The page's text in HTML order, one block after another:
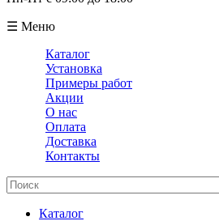
☰ Меню
Каталог
Установка
Примеры работ
Акции
О нас
Оплата
Доставка
Контакты
Поиск
Каталог